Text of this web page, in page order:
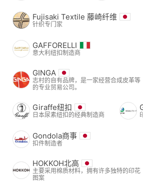
Fujisaki Textile 藤崎纤维
针织专门家
GAFFORELLI
意大利纽扣制造商
GINGA
志村的自有品牌，是一家经营合成皮革等
的专业贸易公司。
Giraffe纽扣
日本尿素纽扣的经典制造商
Gondola商事
扣件制造者
HOKKOH北高
主要采用棉质材料，拥有许多独特的印花
图案